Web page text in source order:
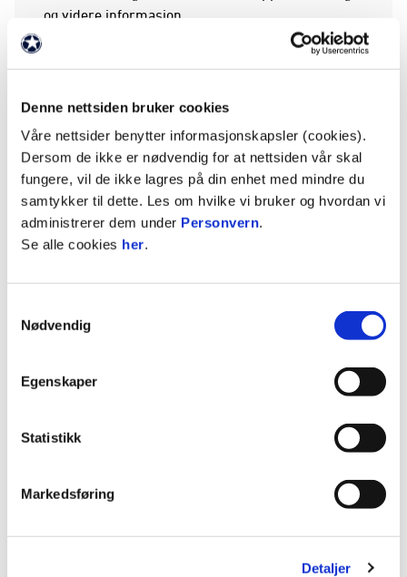
Denne nettsiden bruker cookies
Våre nettsider benytter informasjonskapsler (cookies).
Dersom de ikke er nødvendig for at nettsiden vår skal
fungere, vil de ikke lagres på din enhet med mindre du
samtykker til dette. Les om hvilke vi bruker og hvordan vi
administrerer dem under Personvern.
Se alle cookies her.
Nødvendig
Egenskaper
Statistikk
Markedsføring
Detaljer
og videre informasjon.
Del 2 - Årsmøte.
16:00 – 18:00*: Årsmøte 2025
18:00*: Pølsebuffet, mingling og mulighet for å
kjøpe seg noe å drikke i baren
Vi ser frem til en inspirerende og samlende dag
sammen med dere.